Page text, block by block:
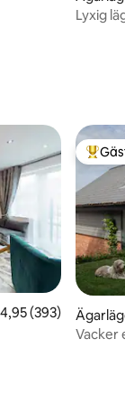
Lyxig
av 5 i
4,95 (393)
Vacker